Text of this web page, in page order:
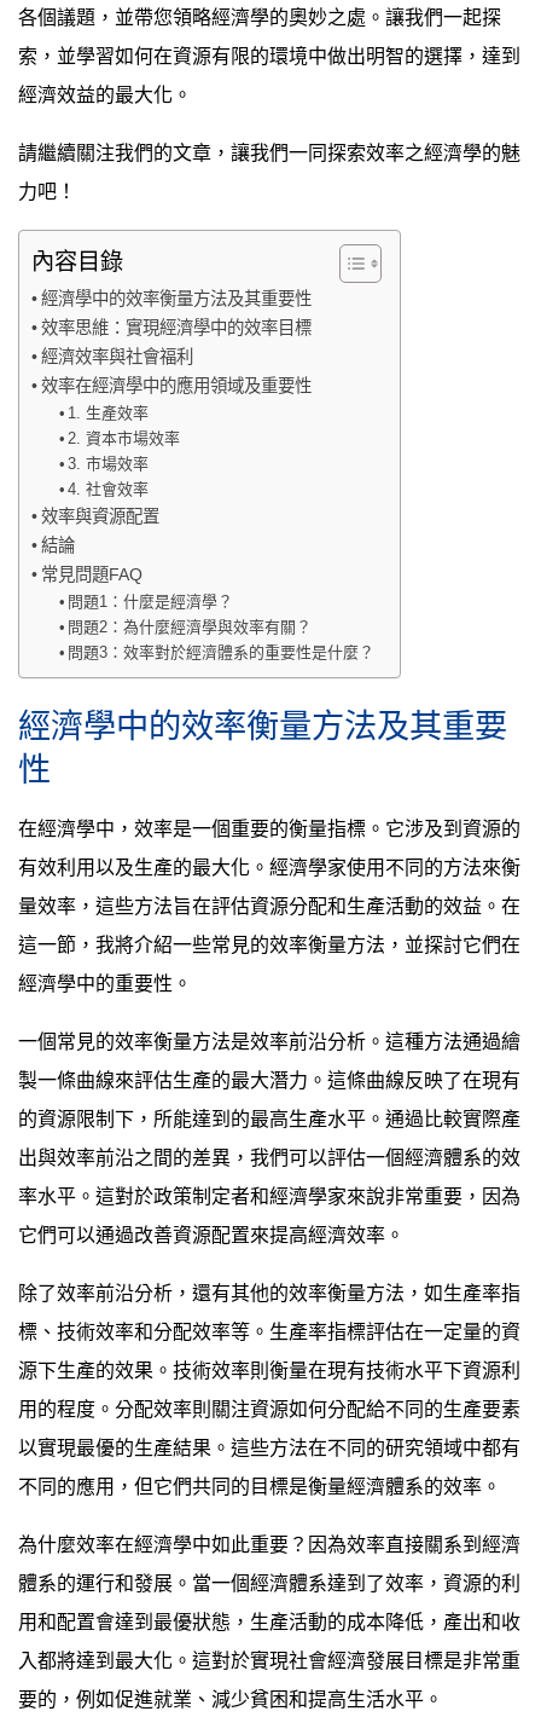
各個議題，並帶您領略經濟學的奧妙之處。讓我們一起探
索，並學習如何在資源有限的環境中做出明智的選擇，達到
經濟效益的最大化。
請繼續關注我們的文章，讓我們一同探索效率之經濟學的魅
力吧！
內容目錄
經濟學中的效率衡量方法及其重要性
效率思維：實現經濟學中的效率目標
經濟效率與社會福利
效率在經濟學中的應用領域及重要性
1. 生產效率
2. 資本市場效率
3. 市場效率
4. 社會效率
效率與資源配置
結論
常見問題FAQ
問題1：什麼是經濟學？
問題2：為什麼經濟學與效率有關？
問題3：效率對於經濟體系的重要性是什麼？
經濟學中的效率衡量方法及其重要
性
在經濟學中，效率是一個重要的衡量指標。它涉及到資源的
有效利用以及生產的最大化。經濟學家使用不同的方法來衡
量效率，這些方法旨在評估資源分配和生產活動的效益。在
這一節，我將介紹一些常見的效率衡量方法，並探討它們在
經濟學中的重要性。
一個常見的效率衡量方法是效率前沿分析。這種方法通過繪
製一條曲線來評估生產的最大潛力。這條曲線反映了在現有
的資源限制下，所能達到的最高生產水平。通過比較實際產
出與效率前沿之間的差異，我們可以評估一個經濟體系的效
率水平。這對於政策制定者和經濟學家來說非常重要，因為
它們可以通過改善資源配置來提高經濟效率。
除了效率前沿分析，還有其他的效率衡量方法，如生產率指
標、技術效率和分配效率等。生產率指標評估在一定量的資
源下生產的效果。技術效率則衡量在現有技術水平下資源利
用的程度。分配效率則關注資源如何分配給不同的生產要素
以實現最優的生產結果。這些方法在不同的研究領域中都有
不同的應用，但它們共同的目標是衡量經濟體系的效率。
為什麼效率在經濟學中如此重要？因為效率直接關系到經濟
體系的運行和發展。當一個經濟體系達到了效率，資源的利
用和配置會達到最優狀態，生產活動的成本降低，產出和收
入都將達到最大化。這對於實現社會經濟發展目標是非常重
要的，例如促進就業、減少貧困和提高生活水平。